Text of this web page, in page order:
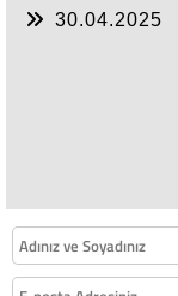
30.04.2025